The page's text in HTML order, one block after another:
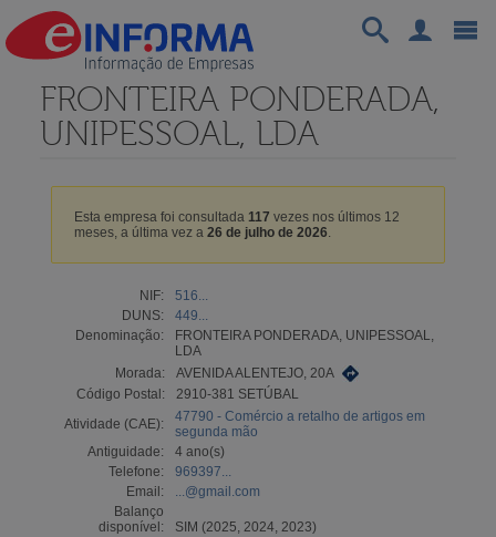
FRONTEIRA PONDERADA,
UNIPESSOAL, LDA
Esta empresa foi consultada 117 vezes nos últimos 12
meses, a última vez a 26 de julho de 2026.
NIF:
516...
DUNS:
449...
Denominação:
FRONTEIRA PONDERADA, UNIPESSOAL,
LDA
Morada:
AVENIDA ALENTEJO, 20A
Código Postal:
2910-381 SETÚBAL
Atividade (CAE):
47790 - Comércio a retalho de artigos em
segunda mão
Antiguidade:
4 ano(s)
Telefone:
969397...
Email:
...@gmail.com
Balanço
disponível:
SIM (2025, 2024, 2023)